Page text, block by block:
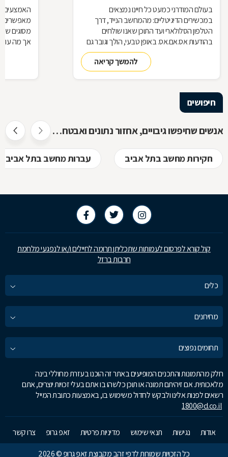
בעולם המודרני כמעט כל חיינו נמצאים
במכשירים הדיגיטליים: מהמחשב הנייד, דרך
הטלפון הסלולארי ועד התוכן שאנו שולחים
בהודעות אס.אם.אס. באופן טבעי, הולך וגובר גם
השימוש בחוקרים המתמחים במציאת ראיות
דיגיטליות וב"שחזור חקירתי", כדי לחשוף פרטים
להמשך קריאה
האמצעים
מאפשרים
מסוגים
חיפושים
אנשים שחיפשו גיבויים, אחזור נתונים ואבטחת מידע חיפשו גם
חקירות מחשב בתל אביב עברות מחשב בתל אביב
קול קורא לפרסום לעמותות שתכליתן תרומה לחיילים ו/או לנפגעי מלחמת
חרבות ברזל
כלים
מחירונים
תחומים נפוצים
חלק מהתמונות והתכנים המופיעים באתר זה הוכנו בעזרת מחוללי בינה
מלאכותית. אם זיהיתם תמונה או תוכן כלשהו בו אתם בעלי זכויות יוצרים, אתם
רשאים לפנות אלינו ולבקש לחדול משימוש בו, באמצעות כתובת המייל
1800@d.co.il
אודות נגישות תנאי שימוש מדיניות פרטיות זאפ גרופ
צרו קשר
כל הזכויות שמורות לדפי זהב מקבוצת זאפ גרופ © 2026